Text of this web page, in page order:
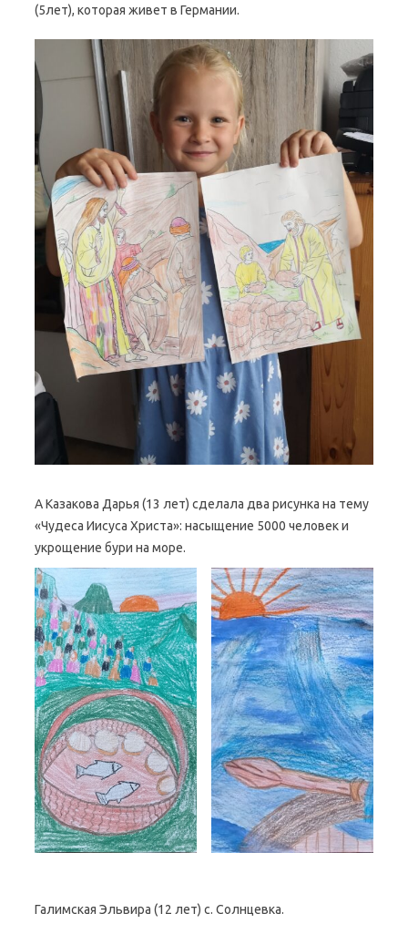
(5лет), которая живет в Германии.
А Казакова Дарья (13 лет) сделала два рисунка на тему
«Чудеса Иисуса Христа»: насыщение 5000 человек и
укрощение бури на море.
Галимская Эльвира (12 лет) с. Солнцевка.